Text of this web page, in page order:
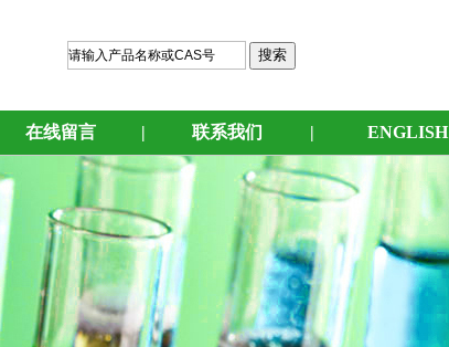
在线留言 | 联系我们 | ENGLISH